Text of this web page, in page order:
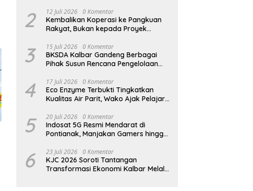
Kalimantan Darurat Asap,
WALHI Desak Negara Seret
Korporasi Nakal
Mangrove Sedunia di Medan
Mas, Kolaborasi Lintas Elemen
Tegaskan Pentingnya Jaga
Sisik Haram
2 12 Juli 2026 0 Komentar
Kembalikan Koperasi ke Pangkuan
Rakyat, Bukan kepada Proyek
3 15 Juli 2026 0 Komentar
BKSDA Kalbar Gandeng Berbagai
Pihak Susun Rencana Pengelolaan
Karimata 2027-2036
4 17 Juli 2026 0 Komentar
Eco Enzyme Terbukti Tingkatkan
Kualitas Air Parit, Wako Ajak Pelajar
5 20 Juli 2026 0 Komentar
Indosat 5G Resmi Mendarat di
Pontianak, Manjakan Gamers hingga
6 23 Juli 2026 0 Komentar
KJC 2026 Soroti Tantangan
Transformasi Ekonomi Kalbar Melalui